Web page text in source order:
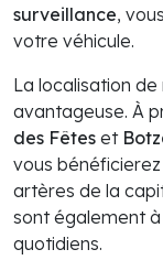
surveillance,
votre véhicule.
La localisation
avantageuse. À
des Fêtes et
vous
artères de la
sont également
quotidiens.